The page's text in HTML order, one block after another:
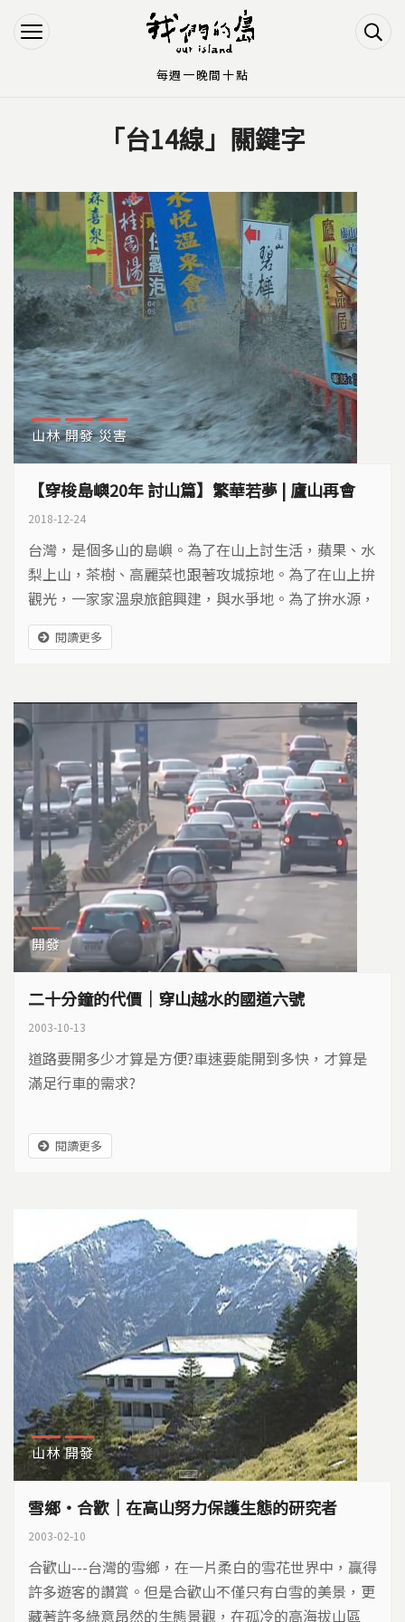
Jump to Navigation
Jump to Main content
「台14線」關鍵字
山林 開發 災害
【穿梭島嶼20年 討山篇】繁華若夢 | 廬山再會
2018-12-24
台灣，是個多山的島嶼。為了在山上討生活，蘋果、水
梨上山，茶樹、高麗菜也跟著攻城掠地。為了在山上拚
觀光，一家家溫泉旅館興建，與水爭地。為了拚水源，
政府開發淺山，淹沒八色鳥棲地。人與山相爭半世紀，
誰輸誰贏？該如何和解？讓我們搭乘時光機，看見山林
閱讀更多
開發
二十分鐘的代價｜穿山越水的國道六號
2003-10-13
道路要開多少才算是方便?車速要能開到多快，才算是
滿足行車的需求?
閱讀更多
山林 開發
雪鄉‧合歡｜在高山努力保護生態的研究者
2003-02-10
合歡山---台灣的雪鄉，在一片柔白的雪花世界中，贏得
許多遊客的讚賞。但是合歡山不僅只有白雪的美景，更
藏著許多綠意昂然的生態景觀，在孤冷的高海拔山區
每週一晚間十點